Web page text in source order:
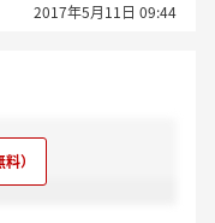
2017年5月11日 09:44